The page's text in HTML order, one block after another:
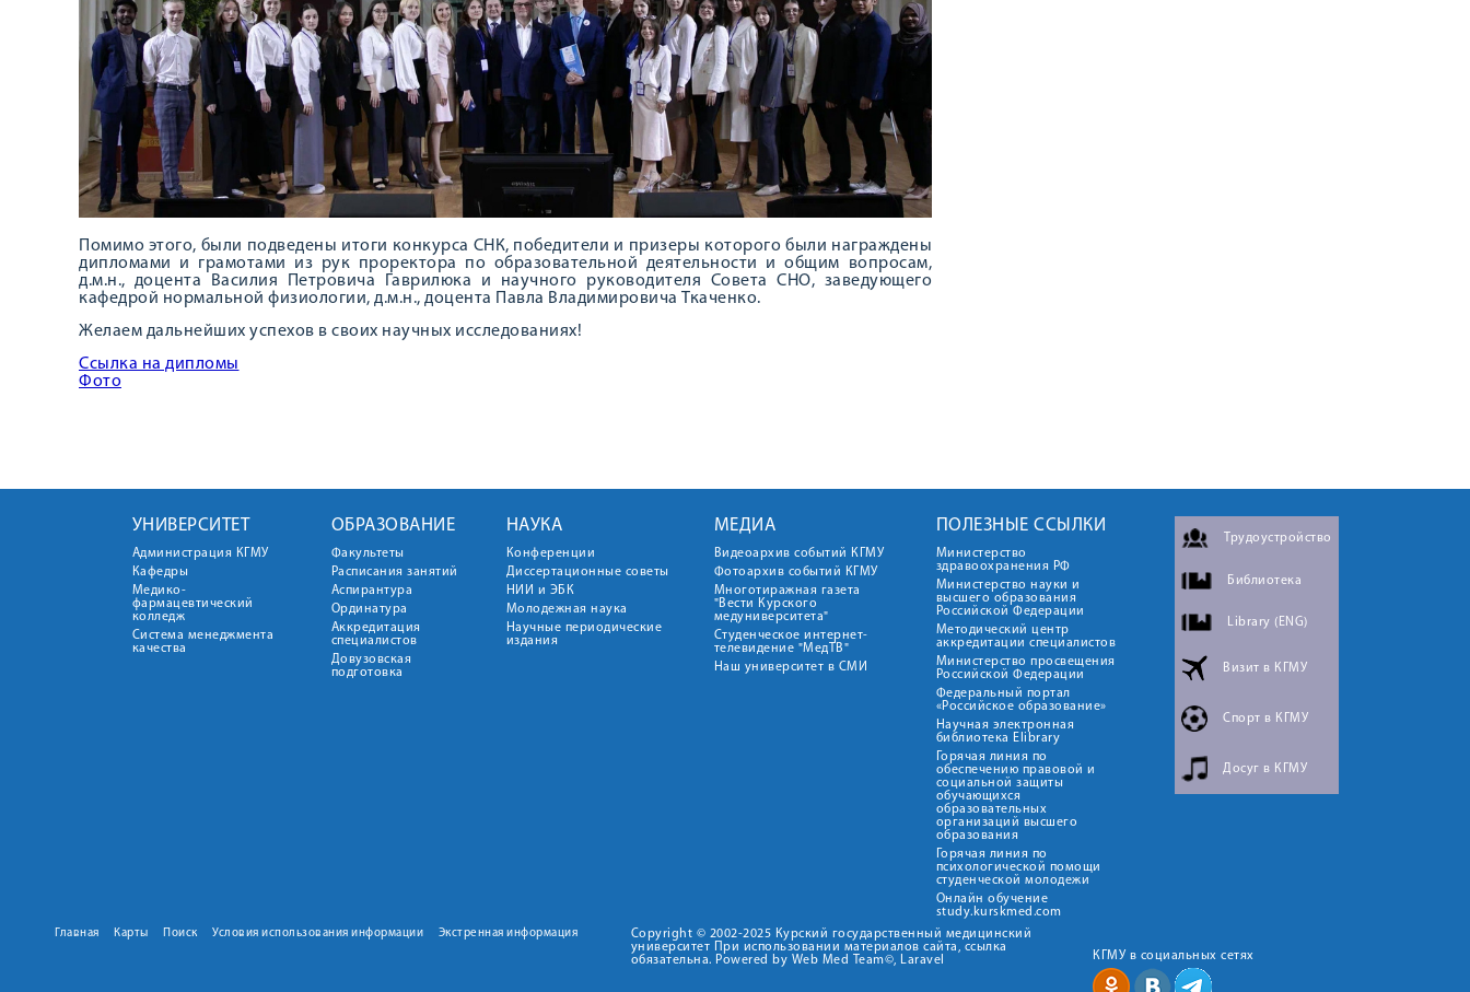
Помимо этого, были подведены итоги конкурса СНК, победители и призеры которого были награждены
дипломами и грамотами из рук проректора по образовательной деятельности и общим вопросам,
д.м.н., доцента Василия Петровича Гаврилюка и научного руководителя Совета СНО, заведующего
кафедрой нормальной физиологии, д.м.н., доцента Павла Владимировича Ткаченко.
Желаем дальнейших успехов в своих научных исследованиях!
Ссылка на дипломы
Фото
УНИВЕРСИТЕТ
Администрация КГМУ
Кафедры
Медико-
фармацевтический
колледж
Система менеджмента
качества
ОБРАЗОВАНИЕ
Факультеты
Расписания занятий
Аспирантура
Ординатура
Аккредитация
специалистов
Довузовская
подготовка
НАУКА
Конференции
Диссертационные советы
НИИ и ЭБК
Молодежная наука
Научные периодические
издания
МЕДИА
Видеоархив событий КГМУ
Фотоархив событий КГМУ
Многотиражная газета
"Вести Курского
медуниверситета"
Студенческое интернет-
телевидение "МедТВ"
Наш университет в СМИ
ПОЛЕЗНЫЕ ССЫЛКИ
Министерство
здравоохранения РФ
Министерство науки и
высшего образования
Российской Федерации
Методический центр
аккредитации специалистов
Министерство просвещения
Российской Федерации
Федеральный портал
«Российское образование»
Научная электронная
библиотека Elibrary
Горячая линия по
обеспечению правовой и
социальной защиты
обучающихся
образовательных
организаций высшего
образования
Горячая линия по
психологической помощи
студенческой молодежи
Онлайн обучение
study.kurskmed.com
Трудоустройство
Библиотека
Library (ENG)
Визит в КГМУ
Спорт в КГМУ
Досуг в КГМУ
Главная Карты Поиск Условия использования информации Экстренная информация
Copyright © 2002-2025 Курский государственный медицинский
университет При использовании материалов сайта, ссылка
обязательна. Powered by Web Med Team©, Laravel
КГМУ в социальных сетях